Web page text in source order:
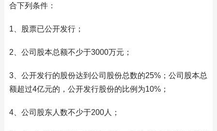
合下列条件：
1、股票已公开发行；
2、公司股本总额不少于3000万元；
3、公开发行的股份达到公司股份总数的25%；公司股本总
额超过4亿元的，公开发行股份的比例为10%；
4、公司股东人数不少于200人；